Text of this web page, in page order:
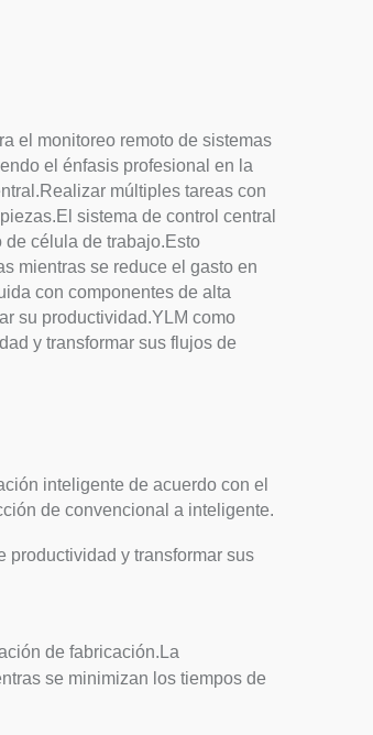
el monitoreo remoto de sistemas
el énfasis profesional en la
múltiples tareas con
sistema de control central
célula de trabajo.Esto
mientras se reduce el gasto en
con componentes de alta
su productividad.YLM como
y transformar sus flujos de
inteligente de acuerdo con el
de convencional a inteligente.
productividad y transformar sus
de fabricación.La
se minimizan los tiempos de